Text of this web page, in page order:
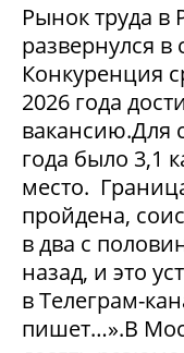
Рынок труда в
развернулся в
Конкуренция
2026 года
вакансию.Для
года было 3,1
место.
пройдена,
в два с
назад, и это
в Телеграм-
пишет…».В